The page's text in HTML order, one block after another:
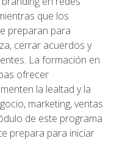
que los
preparan para
cerrar acuerdos y
La formación en
ofrecer
la lealtad y la
marketing, ventas
de este programa
prepara para iniciar